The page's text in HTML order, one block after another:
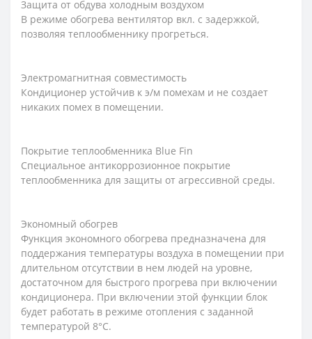
Защита от обдува холодным воздухом
В режиме обогрева вентилятор вкл. с задержкой,
позволяя теплообменнику прогреться.
Электромагнитная совместимость
Кондиционер устойчив к э/м помехам и не создает
никаких помех в помещении.
Покрытие теплообменника Blue Fin
Специальное антикоррозионное покрытие
теплообменника для защиты от агрессивной среды.
Экономный обогрев
Функция экономного обогрева предназначена для
поддержания температуры воздуха в помещении при
длительном отсутствии в нем людей на уровне,
достаточном для быстрого прогрева при включении
кондиционера. При включении этой функции блок
будет работать в режиме отопления с заданной
температурой 8°С.